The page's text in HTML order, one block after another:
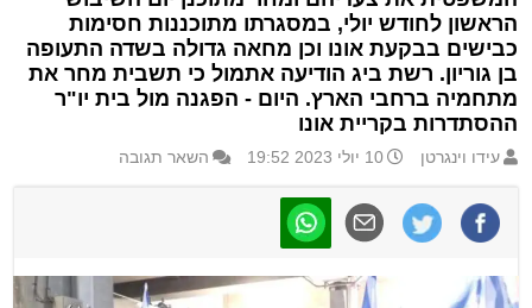
הראשון לחודש יולי, במסגרתו מתוכננות חסימות
כבישים בבקעת אונו וכן מחאה גדולה בשדה התעופה
בן גוריון. רשת ביג הודיעה אתמול כי תשבית מחר את
מתחמיה ברחבי הארץ. היום - הפגנה מול בית יו"ר
ההסתדרות בקריית אונו
עידו וינגרטן 10 יולי 2023 19:52 השאר תגובה